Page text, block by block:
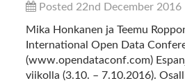
Posted 22nd December 2016
Mika Honkanen ja Teemu
International Open Data
(www.opendataconf.com)
viikolla (3.10. – 7.10.2016).